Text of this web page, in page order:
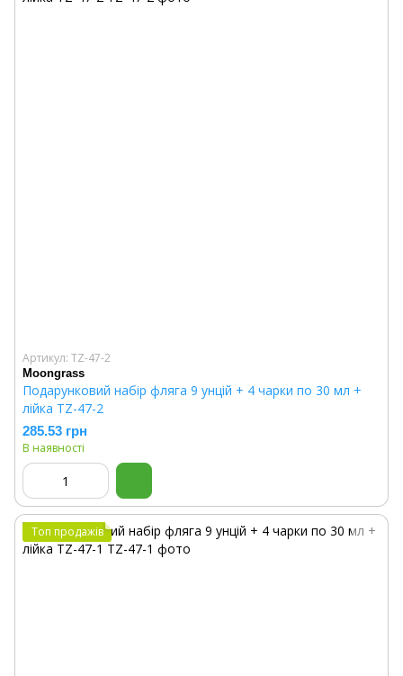
Артикул: TZ-47-2
Moongrass
Подарунковий набір фляга 9 унцій + 4 чарки по 30 мл +
лійка TZ-47-2
285.53 грн
В наявності
Топ продажів